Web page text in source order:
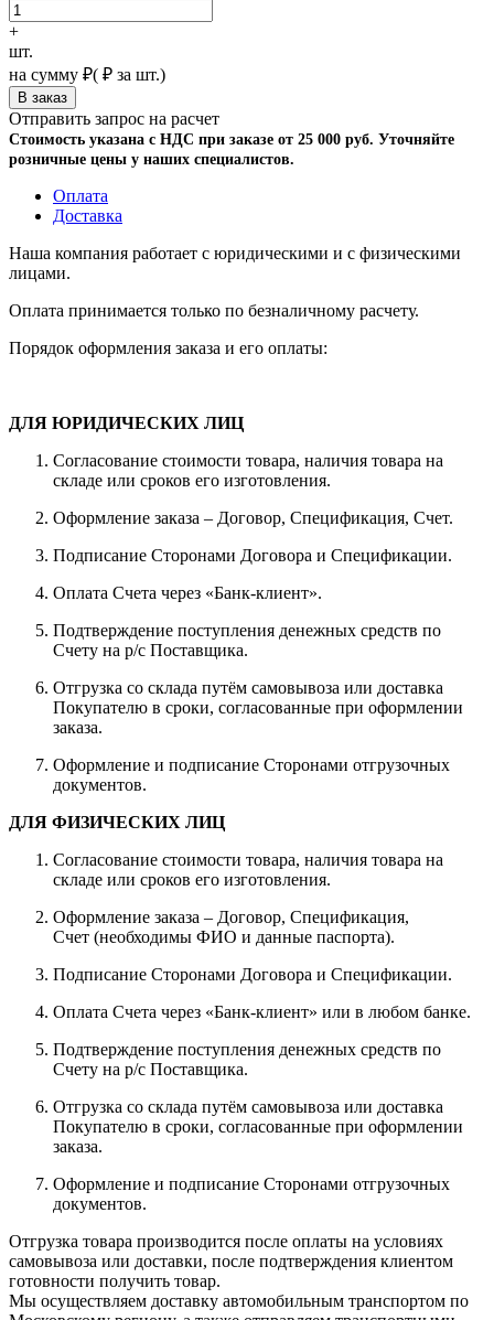
+
шт.
на сумму ₽( ₽ за шт.)
Отправить запрос на расчет
Стоимость указана с НДС при заказе от 25 000 руб. Уточняйте
розничные цены у наших специалистов.
Оплата
Доставка
Наша компания работает с юридическими и с физическими
лицами.
Оплата принимается только по безналичному расчету.
Порядок оформления заказа и его оплаты:
ДЛЯ ЮРИДИЧЕСКИХ ЛИЦ
Согласование стоимости товара, наличия товара на
складе или сроков его изготовления.
Оформление заказа – Договор, Спецификация, Счет.
Подписание Сторонами Договора и Спецификации.
Оплата Счета через «Банк-клиент».
Подтверждение поступления денежных средств по
Счету на р/с Поставщика.
Отгрузка со склада путём самовывоза или доставка
Покупателю в сроки, согласованные при оформлении
заказа.
Оформление и подписание Сторонами отгрузочных
документов.
ДЛЯ ФИЗИЧЕСКИХ ЛИЦ
Согласование стоимости товара, наличия товара на
складе или сроков его изготовления.
Оформление заказа – Договор, Спецификация,
Счет (необходимы ФИО и данные паспорта).
Подписание Сторонами Договора и Спецификации.
Оплата Счета через «Банк-клиент» или в любом банке.
Подтверждение поступления денежных средств по
Счету на р/с Поставщика.
Отгрузка со склада путём самовывоза или доставка
Покупателю в сроки, согласованные при оформлении
заказа.
Оформление и подписание Сторонами отгрузочных
документов.
Отгрузка товара производится после оплаты на условиях
самовывоза или доставки, после подтверждения клиентом
готовности получить товар.
Мы осуществляем доставку автомобильным транспортом по